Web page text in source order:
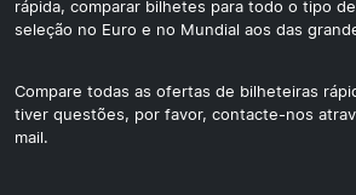
rápida, comparar bilhetes para todo o tipo
seleção no Euro e no Mundial aos das
Compare todas as ofertas de bilheteiras
tiver questões, por favor, contacte-nos
mail.